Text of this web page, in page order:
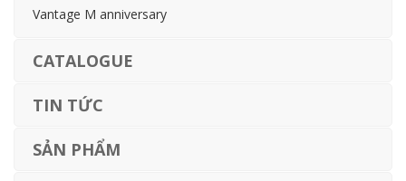
Vantage M anniversary
CATALOGUE
TIN TỨC
SẢN PHẨM